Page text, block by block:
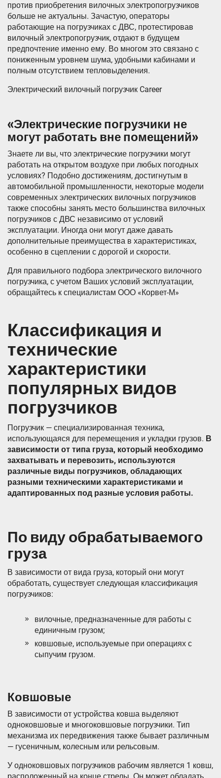
против приобретения вилочных электропогрузчиков
больше не актуальны. Зачастую, операторы
работающие на погрузчиках с ДВС, протестировав
вилочный электропогрузчик, отдают в будущем
предпочтение именно ему. Во многом это связано с
пониженным уровнем шума, удобными кабинами и
полным отсутствием тепловыделения.
Электрический вилочный погрузчик Career
«Электрические погрузчики не
могут работать вне помещений»
Знаете ли вы, что электрические погрузчики могут
работать на открытом воздухе при любых погодных
условиях? Подобно достижениям, достигнутым в
автомобильной промышленности, некоторые модели
современных электрических вилочных погрузчиков
также способны занять место большинства вилочных
погрузчиков с ДВС независимо от условий
эксплуатации. Иногда они могут даже давать
дополнительные преимущества в характеристиках,
особенно в сцеплении с дорогой и скорости.
Для правильного подбора электрического вилочного
погрузчика, с учетом Ваших условий эксплуатации,
обращайтесь к специалистам ООО «Корвет-М»
Классификация и
технические
характеристики
популярных видов
погрузчиков
Погрузчик — специализированная техника,
использующаяся для перемещения и укладки грузов. В
зависимости от типа груза, который необходимо
захватывать и перевозить, используются
различные виды погрузчиков, обладающих
разными техническими характеристиками и
адаптированных под разные условия работы.
По виду обрабатываемого
груза
В зависимости от вида груза, который они могут
обработать, существует следующая классификация
погрузчиков:
вилочные, предназначенные для работы с
единичным грузом;
ковшовые, используемые при операциях с
сыпучим грузом.
Ковшовые
В зависимости от устройства ковша выделяют
одноковшовые и многоковшовые погрузчики. Тип
механизма их передвижения также бывает различным
— гусеничным, колесным или рельсовым.
У одноковшовых погрузчиков рабочим является 1 ковш,